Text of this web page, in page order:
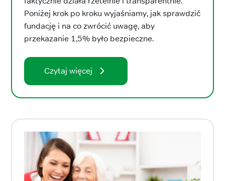
Poniżej krok po kroku wyjaśniamy, jak sprawdzić
fundację i na co zwrócić uwagę, aby
przekazanie 1,5% było bezpieczne.
Czytaj więcej